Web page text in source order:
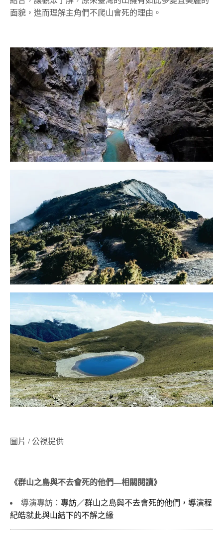
面貌，進而理解主角們不爬山會死的理由。
圖片 / 公視提供
《群山之島與不去會死的他們—相關閱讀》
導演專訪： 專訪／群山之島與不去會死的他們，導演程
紀皓就此與山結下的不解之緣